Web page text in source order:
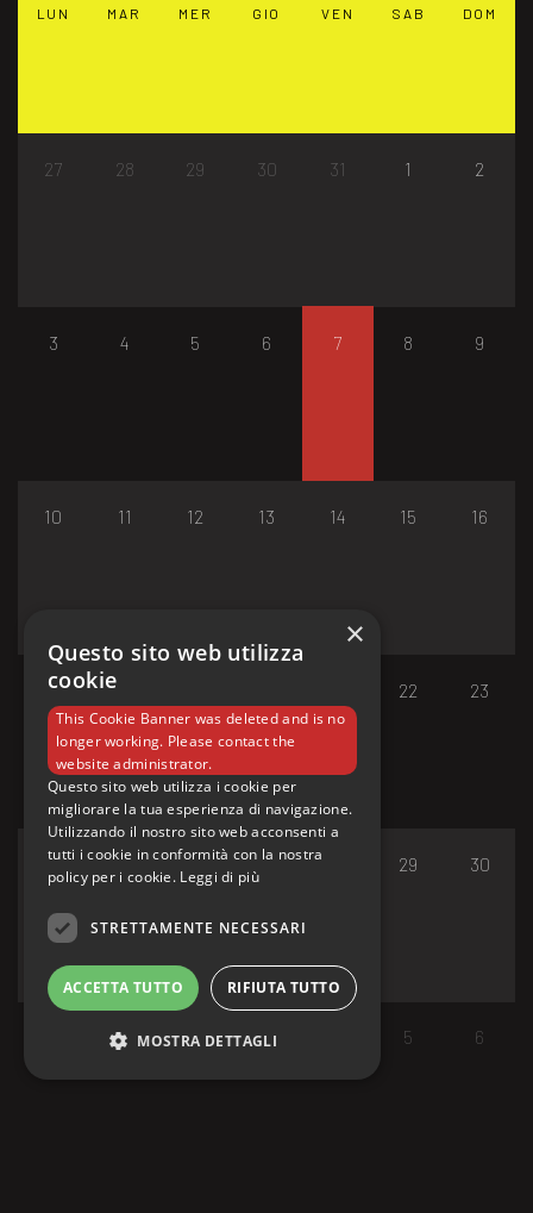
LUN MAR MER GIO VEN SAB DOM
27 28 29 30 31 1 2
3 4 5 6 7 8 9
10 11 12 13 14 15 16
17 18 22 23
24 25 26 27 29 30
1 2 3 5 6
×
Questo sito web utilizza
cookie
This Cookie Banner was deleted and is no
longer working. Please contact the
website administrator.
Questo sito web utilizza i cookie per
migliorare la tua esperienza di navigazione.
Utilizzando il nostro sito web acconsenti a
tutti i cookie in conformità con la nostra
policy per i cookie. Leggi di più
STRETTAMENTE NECESSARI
ACCETTA TUTTO RIFIUTA TUTTO
MOSTRA DETTAGLI